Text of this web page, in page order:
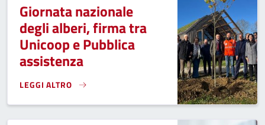
Giornata nazionale
degli alberi, firma tra
Unicoop e Pubblica
assistenza
LEGGI ALTRO
GIORNATA NAZIONALE DEGLI ALBERI, FIRMA TRA UNICOOP